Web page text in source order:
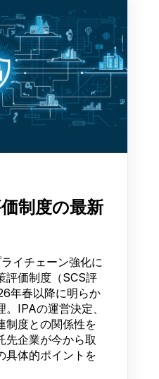
価制度の最新
イチェーン強化に
評価制度（SCS評
年春以降に明らか
IPAの運営決定、
制度との関係性を
先企業が今から取
具体的ポイントを